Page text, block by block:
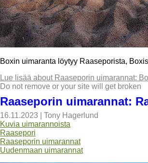
Boxin uimaranta löytyy Raaseporista,
Lue lisää about Raaseporin uimarannat:
Do not remove or your site will get broken
Raaseporin uimarannat:
16.11.2023
Tony Hagerlund
Kuvia uimarannoista
Raasepori
Raaseporin uimarannat
Uudenmaan uimarannat